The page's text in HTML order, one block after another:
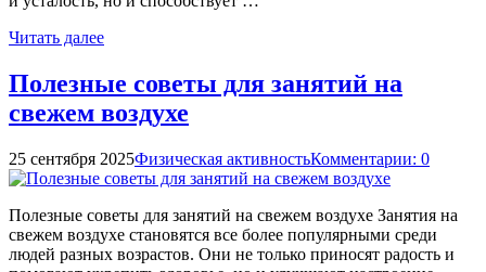
Читать далее
Полезные советы для занятий на
свежем воздухе
25 сентября 2025Физическая активностьКомментарии: 0
Полезные советы для занятий на свежем воздухе Занятия на
свежем воздухе становятся все более популярными среди
людей разных возрастов. Они не только приносят радость и